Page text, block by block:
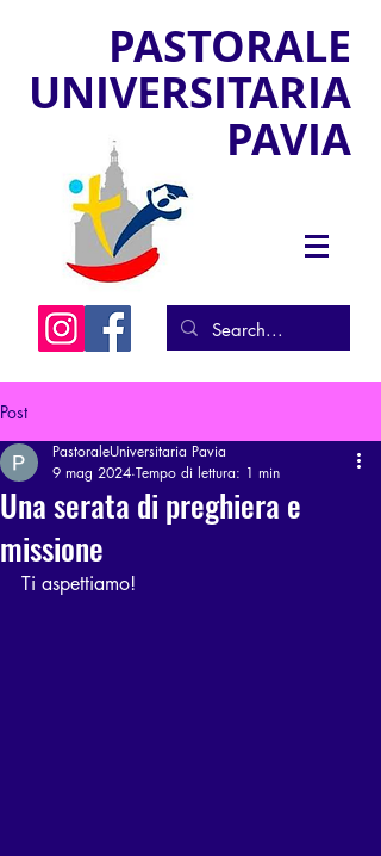
PASTORALE
UNIVERSITARIA
PAVIA
Post
Una serata di preghiera e
missione
PastoraleUniversitaria Pavia
9 mag 2024 Tempo di lettura: 1 min
Ti aspettiamo!